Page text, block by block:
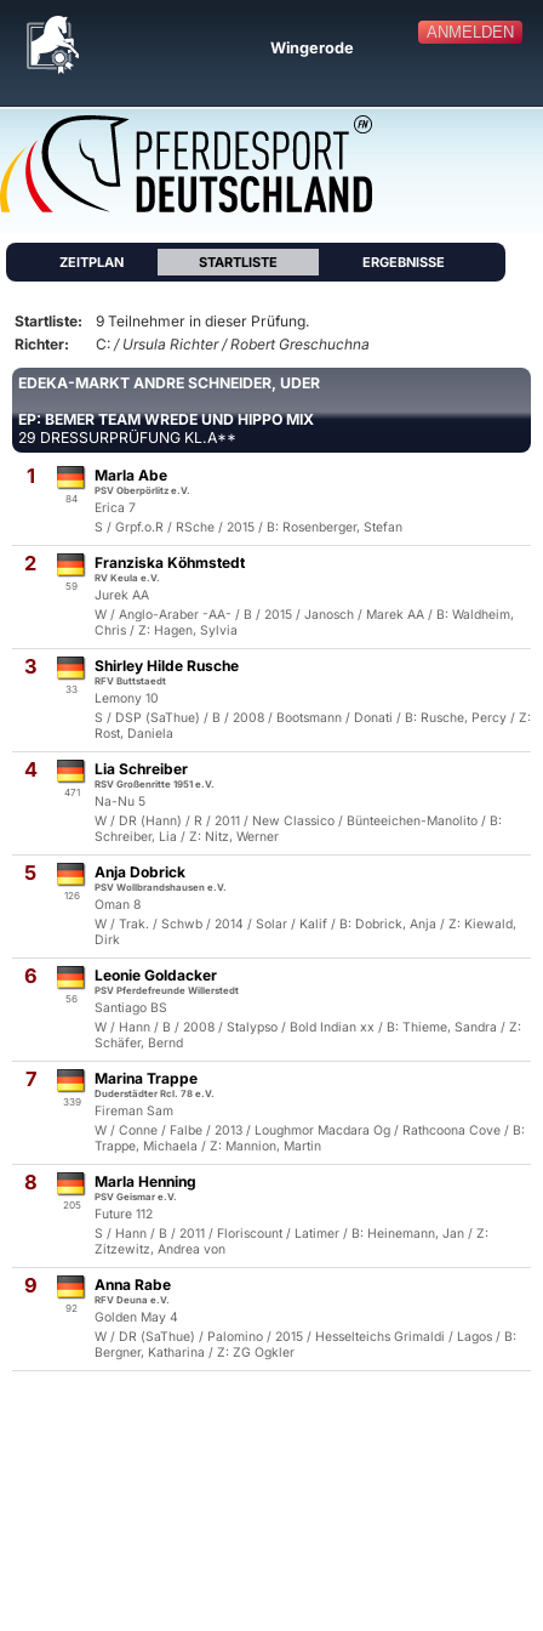
ANMELDEN
Wingerode
ZEITPLAN STARTLISTE ERGEBNISSE
Startliste:
9 Teilnehmer in dieser Prüfung.
Richter:
C: / Ursula Richter / Robert Greschuchna
EDEKA-MARKT ANDRE SCHNEIDER, UDER
EP: BEMER TEAM WREDE UND HIPPO MIX
29 DRESSURPRÜFUNG KL.A**
1
84
Marla Abe
PSV Oberpörlitz e.V.
Erica 7
S / Grpf.o.R / RSche / 2015 / B: Rosenberger, Stefan
2
59
Franziska Köhmstedt
RV Keula e.V.
Jurek AA
W / Anglo-Araber -AA- / B / 2015 / Janosch / Marek AA / B: Waldheim,
Chris / Z: Hagen, Sylvia
3
33
Shirley Hilde Rusche
RFV Buttstaedt
Lemony 10
S / DSP (SaThue) / B / 2008 / Bootsmann / Donati / B: Rusche, Percy / Z:
Rost, Daniela
4
471
Lia Schreiber
RSV Großenritte 1951 e.V.
Na-Nu 5
W / DR (Hann) / R / 2011 / New Classico / Bünteeichen-Manolito / B:
Schreiber, Lia / Z: Nitz, Werner
5
126
Anja Dobrick
PSV Wollbrandshausen e.V.
Oman 8
W / Trak. / Schwb / 2014 / Solar / Kalif / B: Dobrick, Anja / Z: Kiewald,
Dirk
6
56
Leonie Goldacker
PSV Pferdefreunde Willerstedt
Santiago BS
W / Hann / B / 2008 / Stalypso / Bold Indian xx / B: Thieme, Sandra / Z:
Schäfer, Bernd
7
339
Marina Trappe
Duderstädter Rcl. 78 e.V.
Fireman Sam
W / Conne / Falbe / 2013 / Loughmor Macdara Og / Rathcoona Cove / B:
Trappe, Michaela / Z: Mannion, Martin
8
205
Marla Henning
PSV Geismar e.V.
Future 112
S / Hann / B / 2011 / Floriscount / Latimer / B: Heinemann, Jan / Z:
Zitzewitz, Andrea von
9
92
Anna Rabe
RFV Deuna e.V.
Golden May 4
W / DR (SaThue) / Palomino / 2015 / Hesselteichs Grimaldi / Lagos / B:
Bergner, Katharina / Z: ZG Ogkler